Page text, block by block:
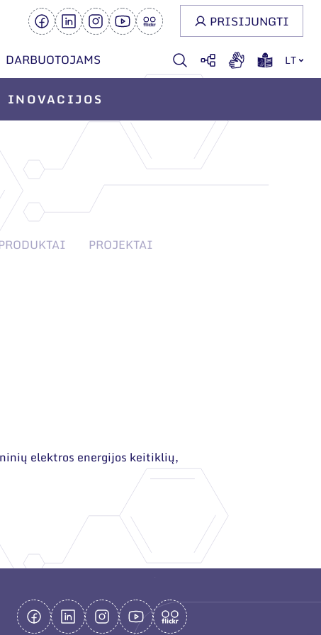
DARBUOTOJAMS LT
PRISIJUNGTI
INOVACIJOS
PROJEKTAI
elektros energijos keitiklių,